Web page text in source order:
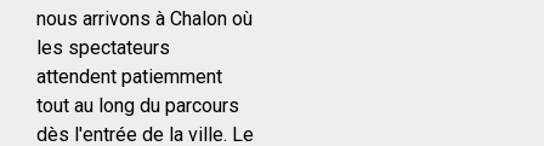
nous arrivons à Chalon où
les spectateurs
attendent patiemment
tout au long du parcours
dès l'entrée de la ville. Le